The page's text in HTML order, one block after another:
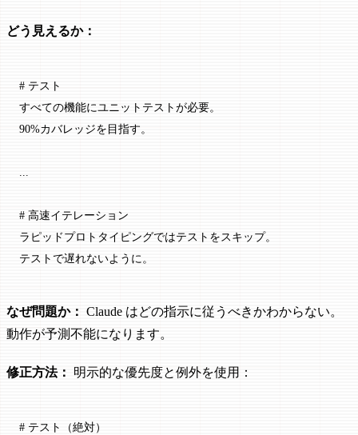
どう見えるか：
# テスト
すべての機能にユニットテストが必要。
90%カバレッジを目指す。
# 高速イテレーション
ラピッドプロトタイピングではテストをスキップ。
テストで遅れないように。
なぜ問題か： Claude はどの指示に従うべきかわからない。
動作が予測不能になります。
修正方法： 明示的な優先度と例外を使用：
# テスト（絶対）